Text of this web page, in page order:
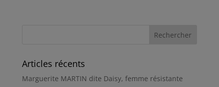
Articles récents
Marguerite MARTIN dite Daisy, femme résistante